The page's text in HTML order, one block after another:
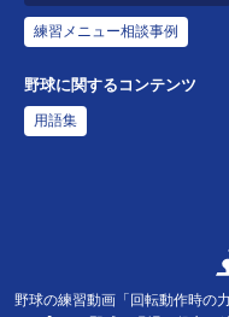
練習メニュー相談事例
野球に関するコンテンツ
用語集
野球の練習動画「回転動作時の